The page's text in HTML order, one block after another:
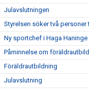
Julavslutningen
Styrelsen söker två personer
Ny sportchef i Haga Haninge
Påminnelse om
Föräldrautbildning
Julavslutning